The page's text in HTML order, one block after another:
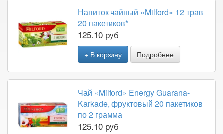
Напиток чайный «Milford» 12 трав
20 пакетиков*
125.10 руб
+ В корзину Подробнее
Чай «Milford» Energy Guarana-
Karkade, фруктовый 20 пакетиков
по 2 грамма
125.10 руб